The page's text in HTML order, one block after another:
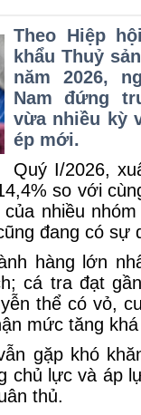
Theo Hiệp
khẩu Thuỷ
năm 2026,
Nam đứng
vừa nhiều kỳ
ép mới.
Quý I/2026,
so với
nhiều
đang có sự
hàng lớn
cá tra đạt
thể có vỏ,
mức tăng
gặp khó
chủ lực và áp
thủ.